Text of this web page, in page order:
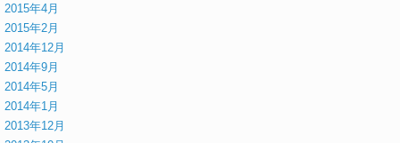
2015年4月
2015年2月
2014年12月
2014年9月
2014年5月
2014年1月
2013年12月